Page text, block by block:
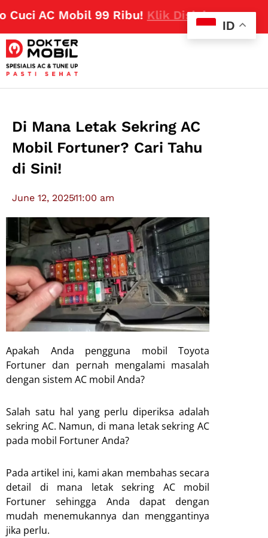
AC Mobil 99 Ribu!Klik Disini
Di Mana Letak Sekring AC
Mobil Fortuner? Cari Tahu
di Sini!
June 12, 202511:00 am
Apakah Anda pengguna mobil Toyota
Fortuner dan pernah mengalami masalah
dengan sistem AC mobil Anda?
Salah satu hal yang perlu diperiksa adalah
sekring AC. Namun, di mana letak sekring AC
pada mobil Fortuner Anda?
Pada artikel ini, kami akan membahas secara
detail di mana letak sekring AC mobil
Fortuner sehingga Anda dapat dengan
mudah menemukannya dan menggantinya
jika perlu.
ID